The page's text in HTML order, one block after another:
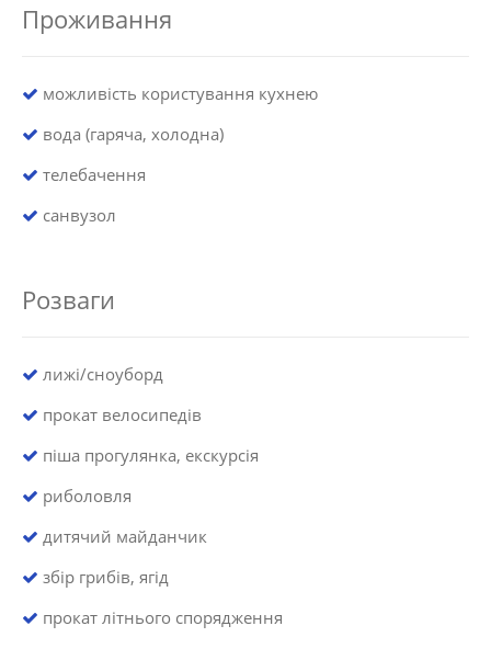
Проживання
можливість користування кухнею
вода (гаряча, холодна)
телебачення
санвузол
Розваги
лижі/сноуборд
прокат велосипедів
піша прогулянка, екскурсія
риболовля
дитячий майданчик
збір грибів, ягід
прокат літнього спорядження